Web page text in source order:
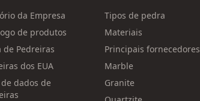
da Empresa
de produtos
de Pedreiras
dos EUA
de dados de
Tipos de pedra
Materiais
Principais fornecedores
Marble
Granite